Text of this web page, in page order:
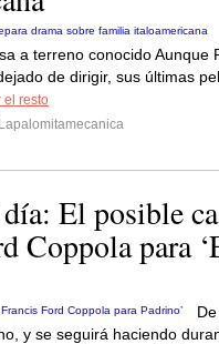
a terreno conocido Aunque
de dirigir, sus últimas
el resto
Lapalomitamecanica
El posible
Coppola para
De
y se seguirá haciendo